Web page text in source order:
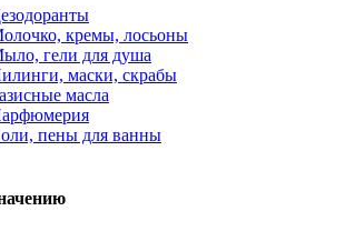
кремы, лосьоны
гели для душа
маски, скрабы
масла
пены для ванны